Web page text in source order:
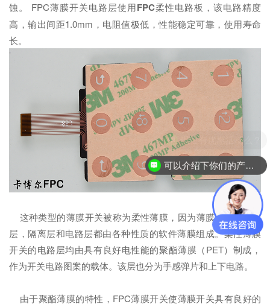
蚀。 FPC薄膜开关电路层使用FPC柔性电路板，该电路精度
高，输出间距1.0mm，电阻值极低，性能稳定可靠，使用寿命
长。
这种类型的薄膜开关被称为柔性薄膜，因为薄膜开关的掩模
层，隔离层和电路层都由各种性质的软件薄膜组成。柔性薄膜
开关的电路层均由具有良好电性能的聚酯薄膜（PET）制成，
作为开关电路图案的载体。该层也分为手感弹片和上下电路。
由于聚酯薄膜的特性，FPC薄膜开关使薄膜开关具有良好的
可以介绍下你们的产品么？
现在有优惠活动么？